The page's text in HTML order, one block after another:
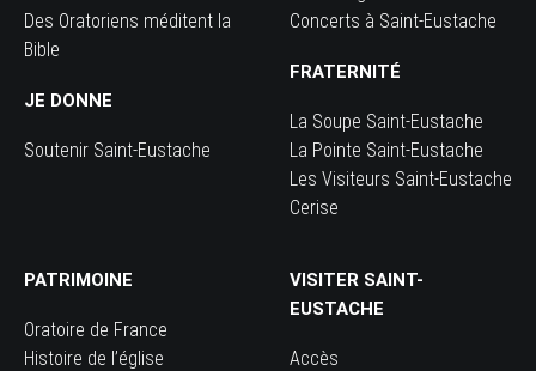
Des Oratoriens méditent la
Bible
JE DONNE
Soutenir Saint-Eustache
Concerts à Saint-Eustache
FRATERNITÉ
La Soupe Saint-Eustache
La Pointe Saint-Eustache
Les Visiteurs Saint-Eustache
Cerise
PATRIMOINE
Oratoire de France
Histoire de l’église
VISITER SAINT-
EUSTACHE
Accès